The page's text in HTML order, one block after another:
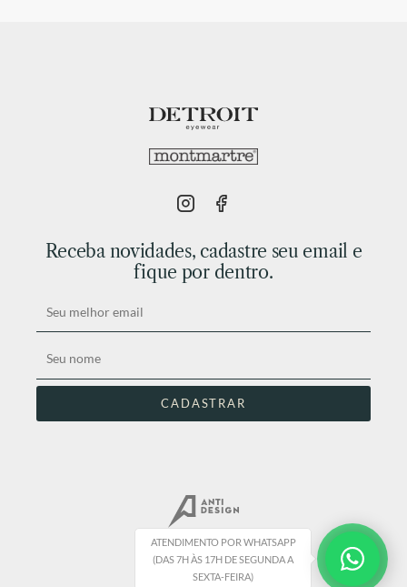
ATENDIMENTO POR WHATSAPP
(DAS 7H ÀS 17H DE SEGUNDA A
SEXTA-FEIRA)
Receba novidades, cadastre seu email e
fique por dentro.